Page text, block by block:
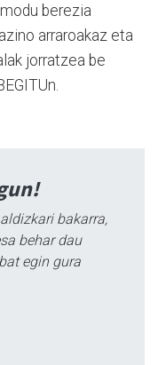
berezia
arraroakaz eta
jorratzea be
bakarra,
behar dau
egin gura